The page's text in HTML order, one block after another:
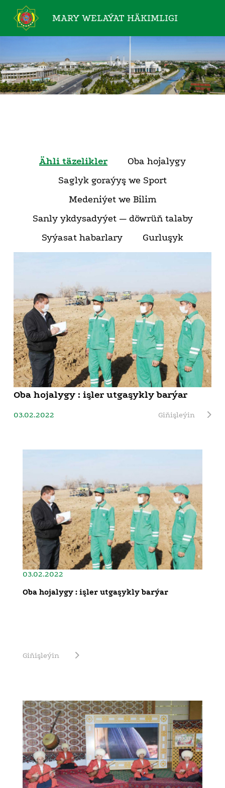
MARY WELAÝAT HÄKIMLIGI
Ähli täzelikler
Oba hojalygy
Saglyk goraýyş we Sport
Medeniýet we Bilim
Sanly ykdysadyýet — döwrüň talaby
Syýasat habarlary
Gurluşyk
Oba hojalygy : işler utgaşykly barýar
03.02.2022 Giňişleýin
03.02.2022
Oba hojalygy : işler utgaşykly barýar
Giňişleýin